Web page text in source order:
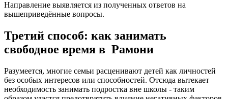
Направление выявляется из полученных ответов на
вышеприведённые вопросы.
Третий способ: как занимать
свободное время в Рамони
Разумеется, многие семьи расценивают детей как личностей
без особых интересов или способностей. Отсюда вытекает
необходимость занимать подростка вне школы - таким